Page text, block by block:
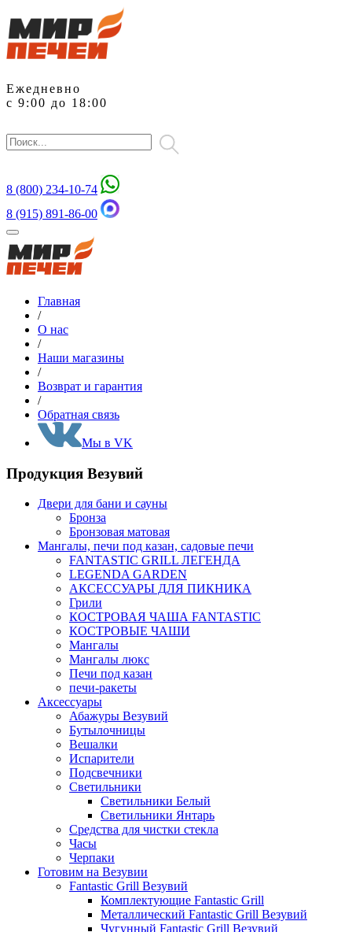
Ежедневно
с 9:00 до 18:00
8 (800) 234-10-74
8 (915) 891-86-00
Главная
/
О нас
/
Наши магазины
/
Возврат и гарантия
/
Обратная связь
Мы в VK
Продукция Везувий
Двери для бани и сауны
Бронза
Бронзовая матовая
Мангалы, печи под казан, садовые печи
FANTASTIC GRILL ЛЕГЕНДА
LEGENDA GARDEN
АКСЕССУАРЫ ДЛЯ ПИКНИКА
Грили
КОСТРОВАЯ ЧАША FANTASTIC
КОСТРОВЫЕ ЧАШИ
Мангалы
Мангалы люкс
Печи под казан
печи-ракеты
Аксессуары
Абажуры Везувий
Бутылочницы
Вешалки
Испарители
Подсвечники
Светильники
Светильники Белый
Светильники Янтарь
Средства для чистки стекла
Часы
Черпаки
Готовим на Везувии
Fantastic Grill Везувий
Комплектующие Fantastic Grill
Металлический Fantastic Grill Везувий
Чугунный Fantastic Grill Везувий